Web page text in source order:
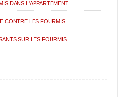
DANS L'APPARTEMENT
CONTRE LES FOURMIS
SUR LES FOURMIS